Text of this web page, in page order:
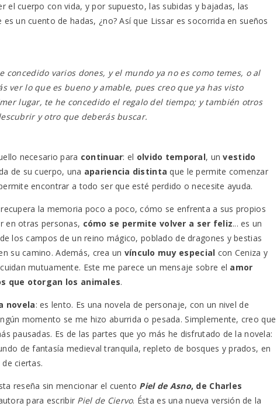
el cuerpo con vida, y por supuesto, las subidas y bajadas, las
un cuento de hadas, ¿no? Así que Lissar es socorrida en sueños
concedido varios dones, y el mundo ya no es como temes, o al
ver lo que es bueno y amable, pues creo que ya has visto
lugar, te he concedido el regalo del tiempo; y también otros
y otro que deberás buscar.
necesario para continuar: el olvido temporal, unvestido
de su cuerpo, una apariencia distinta que le permite comenzar
encontrar a todo ser que esté perdido o necesite ayuda.
la memoria poco a poco, cómo se enfrenta a sus propios
en otras personas, cómo se permite volver a ser feliz... es un
los campos de un reino mágico, poblado de dragones y bestias
su camino. Además, crea un vínculo muy especial con Ceniza y
mutuamente. Este me parece un mensaje sobre el amor
que otorgan los animales.
novela: es lento. Es una novela de personaje, con un nivel de
momento se me hizo aburrida o pesada. Simplemente, creo que
pausadas. Es de las partes que yo más he disfrutado de la novela:
de fantasía medieval tranquila, repleto de bosques y prados, en
ciertas.
reseña sin mencionar el cuento Piel de Asno, de Charles
para escribir Piel de Ciervo. Ésta es una nueva versión de la